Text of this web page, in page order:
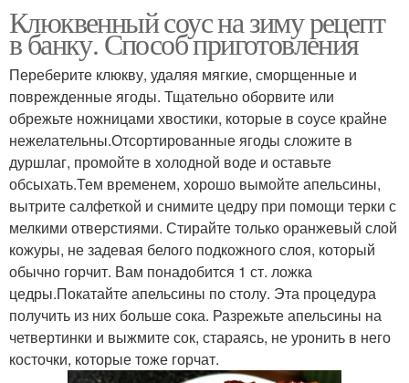
Клюквенный соус на зиму рецепт
в банку. Способ приготовления
Переберите клюкву, удаляя мягкие, сморщенные и
поврежденные ягоды. Тщательно оборвите или
обрежьте ножницами хвостики, которые в соусе крайне
нежелательны.Отсортированные ягоды сложите в
дуршлаг, промойте в холодной воде и оставьте
обсыхать.Тем временем, хорошо вымойте апельсины,
вытрите салфеткой и снимите цедру при помощи терки с
мелкими отверстиями. Стирайте только оранжевый слой
кожуры, не задевая белого подкожного слоя, который
обычно горчит. Вам понадобится 1 ст. ложка
цедры.Покатайте апельсины по столу. Эта процедура
получить из них больше сока. Разрежьте апельсины на
четвертинки и выжмите сок, стараясь, не уронить в него
косточки, которые тоже горчат.